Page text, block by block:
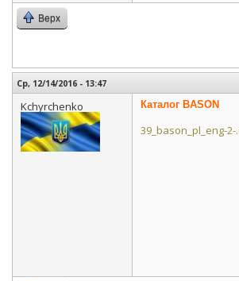
Верх
Ср, 12/14/2016 - 13:47
Kchyrchenko Каталог BASON
39_bason_pl_eng-2-